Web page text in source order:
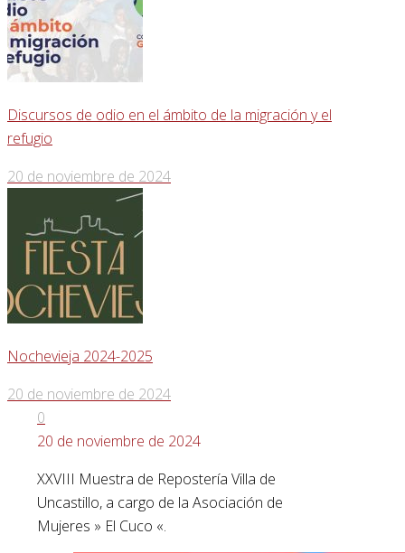
Discursos de odio en el ámbito de la migración y el
refugio
20 de noviembre de 2024
Nochevieja 2024-2025
20 de noviembre de 2024
0
20 de noviembre de 2024
XXVIII Muestra de Repostería Villa de
Uncastillo, a cargo de la Asociación de
Mujeres » El Cuco «.